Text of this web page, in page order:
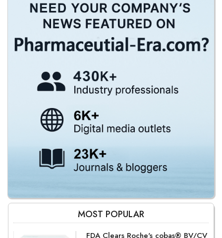
MOST POPULAR
FDA Clears Roche's cobas® BV/CV